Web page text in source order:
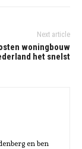
Next article
woningbouw
het snelst
en ben